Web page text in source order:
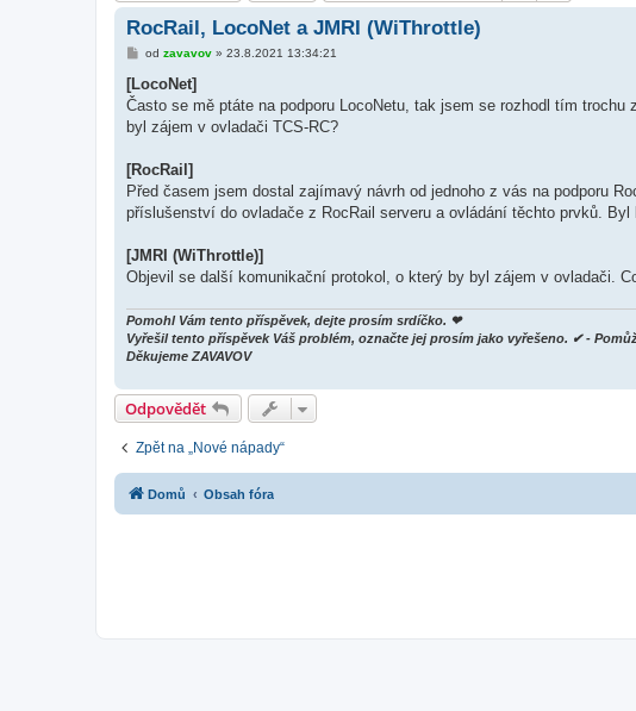
RocRail, LocoNet a JMRI (WiThrottle)
P
í
p
ě
k
od zavavov» 23.8.2021 13:34:21
[LocoNet]
Často se mě ptáte na podporu LocoNetu, tak jsem se rozhodl tím
byl zájem v ovladači TCS-RC?
[RocRail]
Před časem jsem dostal zajímavý návrh od jednoho z vás na podporu
příslušenství do ovladače z RocRail serveru a ovládání těchto prvků. Byl
[JMRI (WiThrottle)]
Objevil se další komunikační protokol, o který by byl zájem v ovladači.
Pomohl Vám tento příspěvek, dejte prosím srdíčko. ❤
Vyřešil tento příspěvek Váš problém, označte jej prosím jako vyřešeno. ✔ -
Děkujeme ZAVAVOV
Odpovědět
Zpět na „Nové nápady“
Domů Obsah fóra